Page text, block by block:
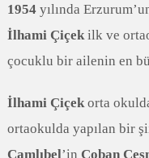
1954yılında
İlhami Çiçekilk ve
çocuklu bir ailenin en
İlhami Çiçekorta
ortaokulda yapılan bir
Çamlıbel’in Çoban